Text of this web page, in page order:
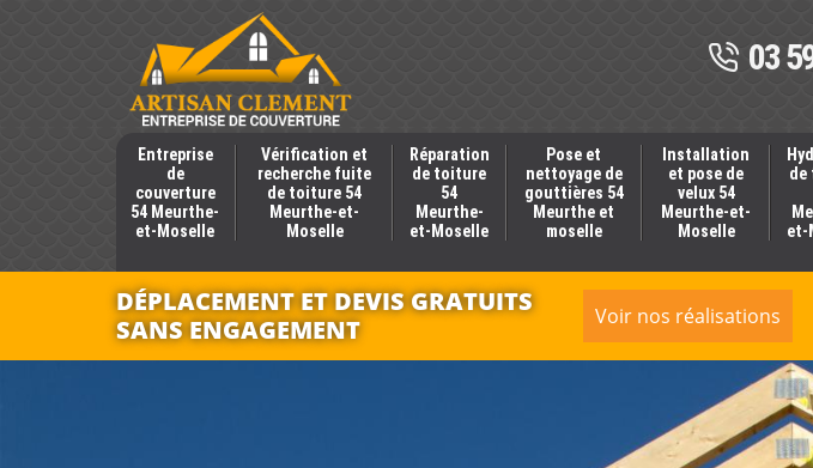
03
Entreprise
de
couverture
54 Meurthe-
et-Moselle
Vérification et
recherche fuite
de toiture 54
Meurthe-et-
Moselle
Réparation
de toiture
54
Meurthe-
et-Moselle
Pose et
nettoyage de
gouttières 54
Meurthe et
moselle
Installation
et pose de
velux 54
Meurthe-et-
Moselle
de
et-
DÉPLACEMENT ET DEVIS GRATUITS
SANS ENGAGEMENT
Voir nos réalisations